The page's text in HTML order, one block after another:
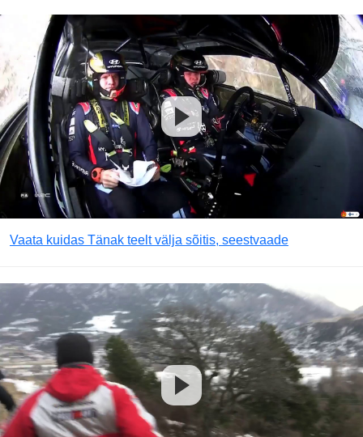
Vaata kuidas Tänak teelt välja sõitis, seestvaade